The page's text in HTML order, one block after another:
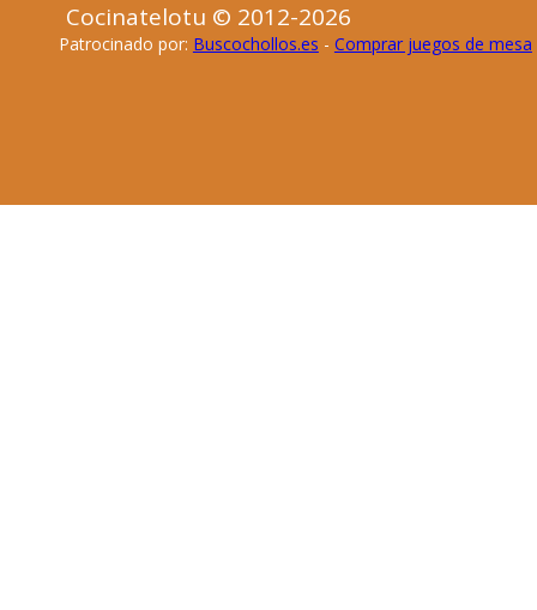
Cocinatelotu © 2012-2026
Patrocinado por: Buscochollos.es - Comprar juegos de mesa